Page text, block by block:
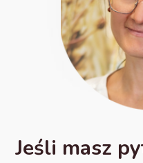
Jeśli masz